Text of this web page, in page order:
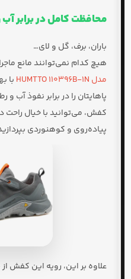
محافظت کامل در برابر
باران، برف، گل و لای…
هیچ کدام نمی‌توانند مانع
مدل HUMTTO 110396B-1N
با
پاهایتان را در برابر نفوذ
کفش، می‌توانید با خیال راحت
پیاده‌روی و کوهنوردی
علاوه بر این، رویه این کفش